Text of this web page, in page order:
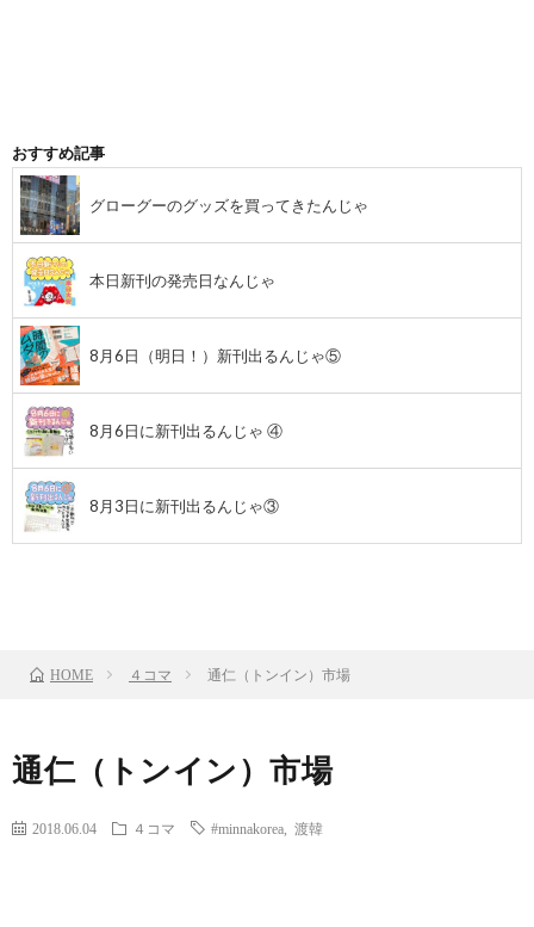
おすすめ記事
グローグーのグッズを買ってきたんじゃ
本日新刊の発売日なんじゃ
8月6日（明日！）新刊出るんじゃ⑤
8月6日に新刊出るんじゃ ④
8月3日に新刊出るんじゃ③
HOME ４コマ 通仁（トンイン）市場
通仁（トンイン）市場
2018.06.04 ４コマ #minnakorea 渡韓